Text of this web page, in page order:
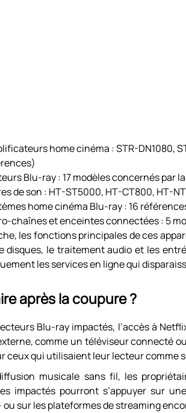
home cinéma : STR-DN1080,
Blu-ray : 17 modèles concernés par
de son : HT-ST5000, HT-CT800, HT-
home cinéma Blu-ray : 16
chaînes et enceintes connectées : 5
les fonctions principales de ces
disques, le traitement audio et les
les services en ligne qui
après la coupure ?
Blu-ray impactés, l’accès à
comme un téléviseur connecté
ceux qui utilisaient leur lecteur comme
musicale sans fil, les
impactés pourront s’appuyer sur
ou sur les plateformes de streaming